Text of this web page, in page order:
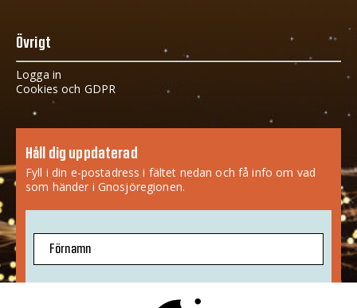
Övrigt
Logga in
Cookies och GDPR
Håll dig uppdaterad
Fyll i din e-postadress i fältet nedan och få info om vad
som händer i Gnosjöregionen.
Förnamn